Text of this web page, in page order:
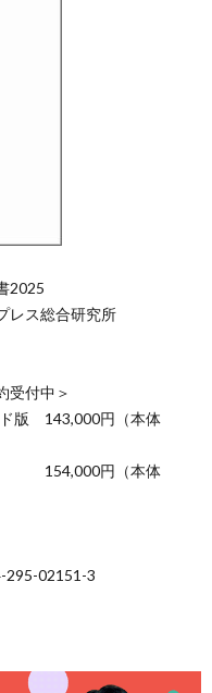
2025
ス総合研究所
受付中＞
版 143,000円（本体
円（本体
02151-3